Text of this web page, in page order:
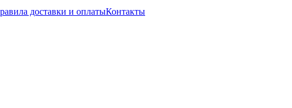
доставки и оплатыКонтакты